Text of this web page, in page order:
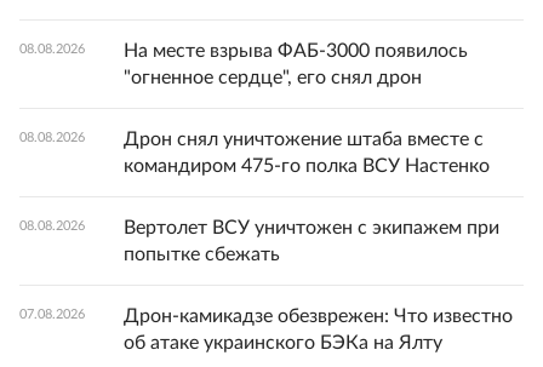
08.08.2026
На месте взрыва ФАБ-3000 появилось
"огненное сердце", его снял дрон
08.08.2026
Дрон снял уничтожение штаба вместе с
командиром 475-го полка ВСУ Настенко
08.08.2026
Вертолет ВСУ уничтожен с экипажем при
попытке сбежать
07.08.2026
Дрон-камикадзе обезврежен: Что известно
об атаке украинского БЭКа на Ялту